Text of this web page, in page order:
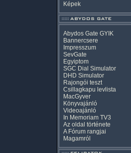
Képek
Abydos Gate GYIK
Bannercsere
Impresszum
SevGate
Egyiptom
SGC Dial Simulator
DHD Simulator
Rajongói teszt
Csillagkapu levlista
MacGyver
Könyvajánló
Videoajánló
In Memoriam TV3
Az oldal története
A Fórum rangjai
Magamról